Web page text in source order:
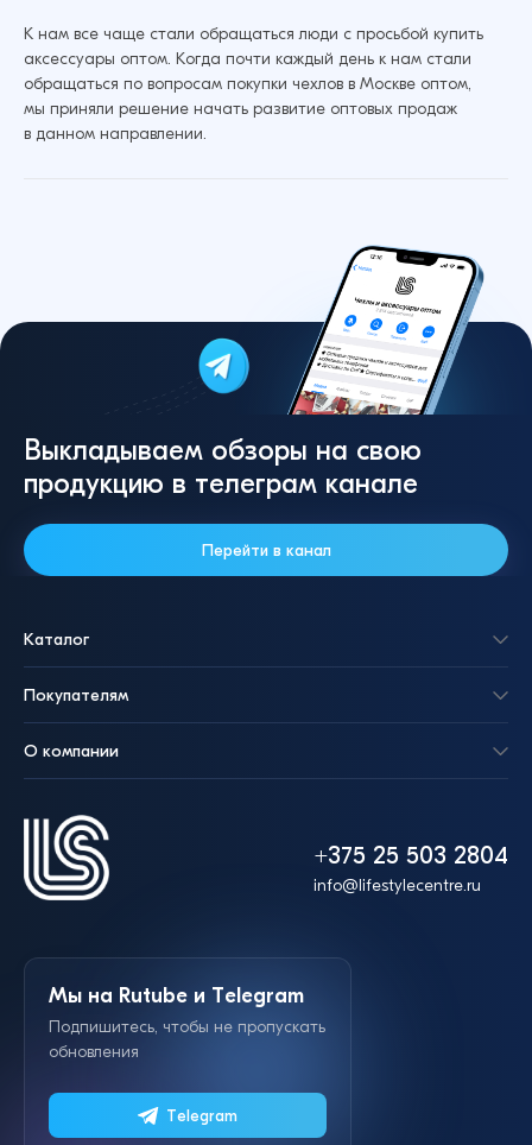
К нам все чаще стали обращаться люди с просьбой купить
аксессуары оптом. Когда почти каждый день к нам стали
обращаться по вопросам покупки чехлов в Москве оптом,
мы приняли решение начать развитие оптовых продаж
в данном направлении.
Выкладываем обзоры на свою
продукцию в телеграм канале
Перейти в канал
+375 25 503 2804
info@lifestylecentre.ru
Каталог
Покупателям
О компании
Мы на Rutube и Telegram
Подпишитесь, чтобы не пропускать
обновления
Telegram